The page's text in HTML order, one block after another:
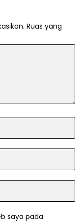
Ruas yang
saya pada